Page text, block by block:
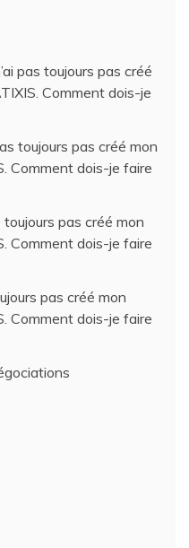
pas toujours pas créé
Comment dois-je
toujours pas créé mon
Comment dois-je faire
toujours pas créé mon
Comment dois-je faire
pas créé mon
Comment dois-je faire